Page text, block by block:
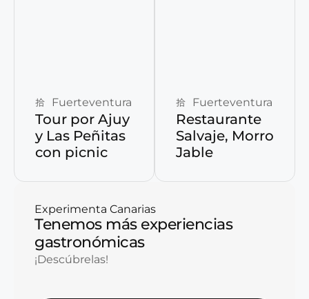
Fuerteventura
Tour por Ajuy
y Las Peñitas
con picnic
Fuerteventura
Restaurante
Salvaje, Morro
Jable
Experimenta Canarias
Tenemos más experiencias
gastronómicas
¡Descúbrelas!